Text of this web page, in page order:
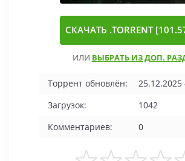
СКАЧАТЬ .TORRENT
ИЛИ ВЫБРАТЬ ИЗ ДОП.
Торрент обновлён:
25.12.2025
Загрузок:
1042
Комментариев:
0